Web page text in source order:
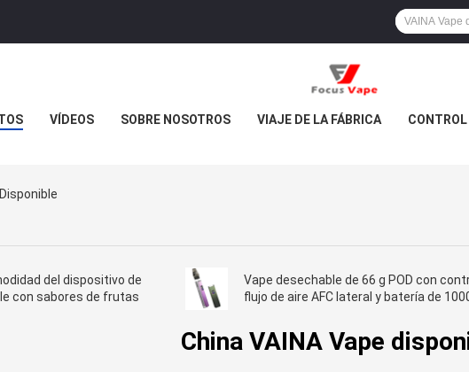
VÍDEOS SOBRE NOSOTROS VIAJE DE LA FÁBRICA
del dispositivo de
con sabores de frutas
Vape desechable de 66 g POD con
flujo de aire AFC lateral y batería de
China VAINA Vape